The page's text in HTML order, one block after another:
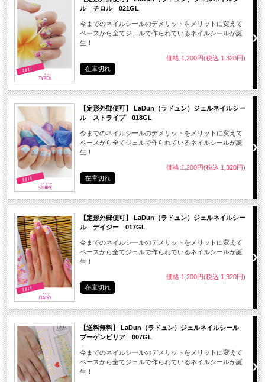
● LaDunジェルネイルシールは密着度が高い
● LaDunジェルネイルシールはより水にも強い
● 艶があり、ほんとにネイルをしているみたい
● リムーバーがいらないので簡単OFF
※はがす時はお湯に３０秒くらい浸けると剥がしやすくなります。
● 自爪に油分や水分、マニキュアが付着しているとシールが剥がれやすくなります
ので、
爪の表面をよく拭き取ってください。
● 爪（爪表面）を付属のファイルなどで整えた後、爪を清潔にします。
● 自爪のサイズに合ったネイルシールを選んでください。
※自爪よりも約１ｍｍ程度小さいサイズが付けやすいです。
ル チロル 021GL
今までのネイルシールのデメリットをメリットに変えて
ベースから全てジェルで作られているネイルシールが誕
生！
価格:1,200円(税込 1,320円)
在庫切れ
【定形外郵便可】 LaDun（ラドュン）ジェルネイルシー
ル ストライプ 018GL
今までのネイルシールのデメリットをメリットに変えて
ベースから全てジェルで作られているネイルシールが誕
生！
価格:1,200円(税込 1,320円)
在庫切れ
【定形外郵便可】 LaDun（ラドュン）ジェルネイルシー
ル デイジー 017GL
今までのネイルシールのデメリットをメリットに変えて
ベースから全てジェルで作られているネイルシールが誕
生！
価格:1,200円(税込 1,320円)
在庫切れ
【送料無料】 LaDun（ラドュン）ジェルネイルシール
ブーゲンビリア 007GL
今までのネイルシールのデメリットをメリットに変えて
ベースから全てジェルで作られているネイルシールが誕
生！